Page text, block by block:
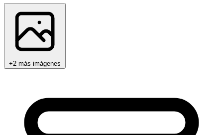
+2 más imágenes